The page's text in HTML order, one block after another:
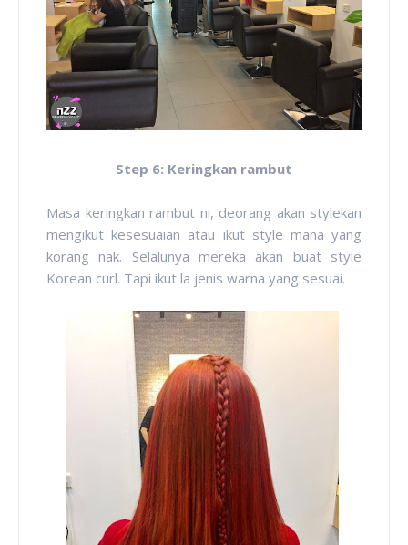
Step 6: Keringkan rambut
Masa keringkan rambut ni, deorang akan stylekan
mengikut kesesuaian atau ikut style mana yang
korang nak. Selalunya mereka akan buat style
Korean curl. Tapi ikut la jenis warna yang sesuai.